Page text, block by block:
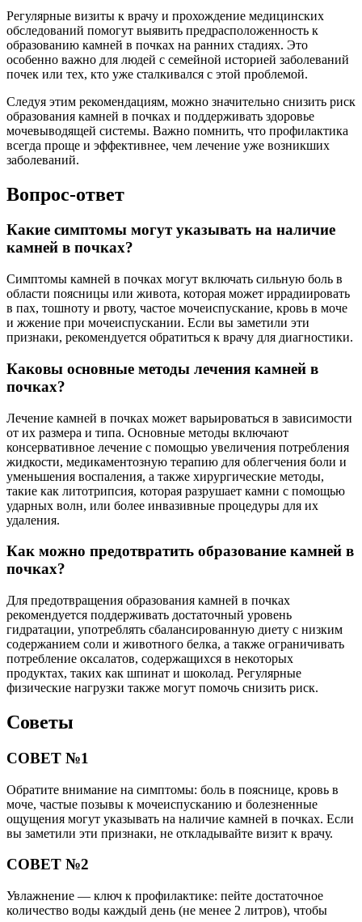
Регулярные визиты к врачу и прохождение медицинских
обследований помогут выявить предрасположенность к
образованию камней в почках на ранних стадиях. Это
особенно важно для людей с семейной историей заболеваний
почек или тех, кто уже сталкивался с этой проблемой.
Следуя этим рекомендациям, можно значительно снизить риск
образования камней в почках и поддерживать здоровье
мочевыводящей системы. Важно помнить, что профилактика
всегда проще и эффективнее, чем лечение уже возникших
заболеваний.
Вопрос-ответ
Какие симптомы могут указывать на наличие
камней в почках?
Симптомы камней в почках могут включать сильную боль в
области поясницы или живота, которая может иррадиировать
в пах, тошноту и рвоту, частое мочеиспускание, кровь в моче
и жжение при мочеиспускании. Если вы заметили эти
признаки, рекомендуется обратиться к врачу для диагностики.
Каковы основные методы лечения камней в
почках?
Лечение камней в почках может варьироваться в зависимости
от их размера и типа. Основные методы включают
консервативное лечение с помощью увеличения потребления
жидкости, медикаментозную терапию для облегчения боли и
уменьшения воспаления, а также хирургические методы,
такие как литотрипсия, которая разрушает камни с помощью
ударных волн, или более инвазивные процедуры для их
удаления.
Как можно предотвратить образование камней в
почках?
Для предотвращения образования камней в почках
рекомендуется поддерживать достаточный уровень
гидратации, употреблять сбалансированную диету с низким
содержанием соли и животного белка, а также ограничивать
потребление оксалатов, содержащихся в некоторых
продуктах, таких как шпинат и шоколад. Регулярные
физические нагрузки также могут помочь снизить риск.
Советы
СОВЕТ №1
Обратите внимание на симптомы: боль в пояснице, кровь в
моче, частые позывы к мочеиспусканию и болезненные
ощущения могут указывать на наличие камней в почках. Если
вы заметили эти признаки, не откладывайте визит к врачу.
СОВЕТ №2
Увлажнение — ключ к профилактике: пейте достаточное
количество воды каждый день (не менее 2 литров), чтобы